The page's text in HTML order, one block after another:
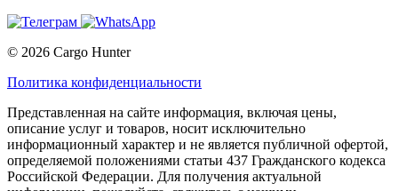
© 2026 Cargo Hunter
Политика конфиденциальности
Представленная на сайте информация, включая цены,
описание услуг и товаров, носит исключительно
информационный характер и не является публичной офертой,
определяемой положениями статьи 437 Гражданского кодекса
Российской Федерации. Для получения актуальной